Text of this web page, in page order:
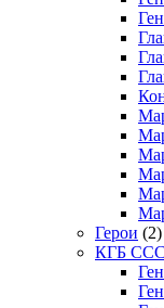
Герои (2)
КГБ